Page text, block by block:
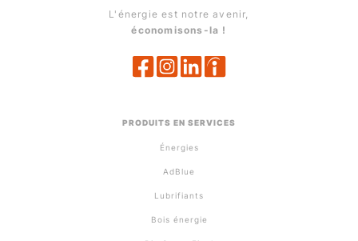
L'énergie est notre avenir,
économisons-la !
PRODUITS EN SERVICES
Énergies
AdBlue
Lubrifiants
Bois énergie